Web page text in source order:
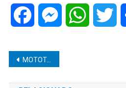
Facebook MessengerWhatsApp
Navegação
de
MOTOTAXISTA É PRESO COM MACONHA EM TUPÃ